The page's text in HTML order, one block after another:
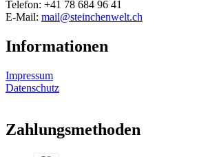
Telefon: +41 78 684 96 41
E-Mail: mail@steinchenwelt.ch
Informationen
Impressum
Datenschutz
Zahlungsmethoden